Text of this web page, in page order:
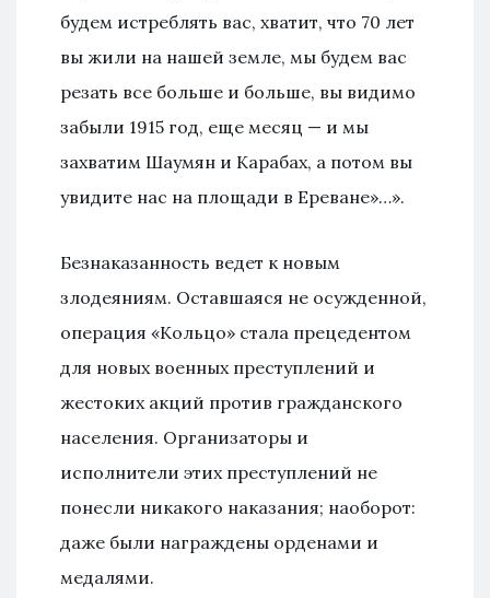
будем истреблять вас, хватит, что 70 лет
вы жили на нашей земле, мы будем вас
резать все больше и больше, вы видимо
забыли 1915 год, еще месяц — и мы
захватим Шаумян и Карабах, а потом вы
увидите нас на площади в Ереване»…».
Безнаказанность ведет к новым
злодеяниям. Оставшаяся не осужденной,
операция «Кольцо» стала прецедентом
для новых военных преступлений и
жестоких акций против гражданского
населения. Организаторы и
исполнители этих преступлений не
понесли никакого наказания; наоборот:
даже были награждены орденами и
медалями.